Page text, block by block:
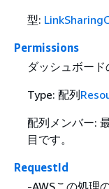
型:
Permissions
ダッシュボード
Type: 配列
配列メンバー:
目です。
RequestId
-AWSこの処理